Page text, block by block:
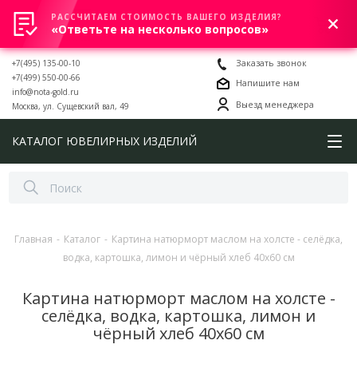
0
+7(495) 135-00-10
+7(499) 550-00-66
info@nota-gold.ru
Москва, ул. Сущевский вал, 49
Заказать звонок
Напишите нам
Выезд менеджера
КАТАЛОГ ЮВЕЛИРНЫХ ИЗДЕЛИЙ
Главная - Каталог - Картина натюрморт маслом на холсте - селёдка,
водка, картошка, лимон и чёрный хлеб 40x60 см
Картина натюрморт маслом на холсте -
селёдка, водка, картошка, лимон и
чёрный хлеб 40x60 см
РАССЧИТАЕМ СТОИМОСТЬ ВАШЕГО ИЗДЕЛИЯ?
«Ответьте на несколько вопросов»